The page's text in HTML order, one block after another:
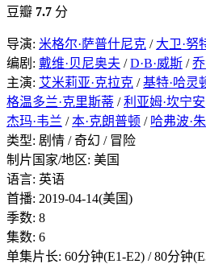
豆瓣 7.7 分
导演: 米格尔·萨普什尼克 / 大卫·努
编剧: 戴维·贝尼奥夫 /D·B·威斯 /
主演: 艾米莉亚·克拉克 /基特·哈灵
格温多兰·克里斯蒂 /利亚姆·坎宁安
杰玛·韦兰 /本·克朗普顿 / 哈弗波·
类型: 剧情 / 奇幻 / 冒险
制片国家/地区: 美国
语言: 英语
首播: 2019-04-14(美国)
季数: 8
集数: 6
单集片长: 60分钟(E1-E2) / 80分钟